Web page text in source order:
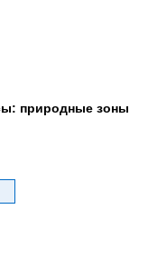
природные зоны